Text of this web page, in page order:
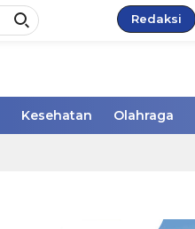
Redaksi
Kesehatan Olahraga